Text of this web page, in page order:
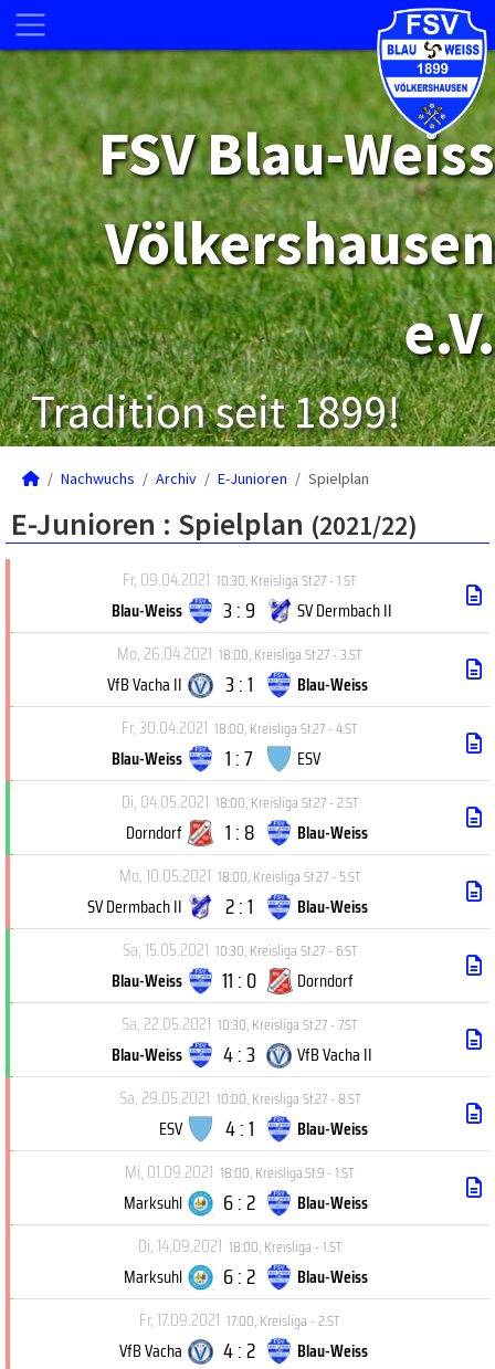
FSV Blau-Weiss
Völkershausen
e.V.
Tradition seit 1899!
Nachwuchs Archiv E-Junioren Spielplan
E-Junioren : Spielplan (2021/22)
Fr, 09.04.2021 10:30,Kreisliga St.27 - 1.ST
Blau-Weiss 3 : 9
SV Dermbach II
Mo, 26.04.2021 18:00,Kreisliga St.27 - 3.ST
VfB Vacha II 3 : 1
Blau-Weiss
Fr, 30.04.2021 18:00,Kreisliga St.27 - 4.ST
Blau-Weiss 1 : 7
ESV
Di, 04.05.2021 18:00,Kreisliga St.27 - 2.ST
Dorndorf 1 : 8
Blau-Weiss
Mo, 10.05.2021 18:00,Kreisliga St.27 - 5.ST
SV Dermbach II 2 : 1
Blau-Weiss
Sa, 15.05.2021 10:30,Kreisliga St.27 - 6.ST
Blau-Weiss 11 : 0
Dorndorf
Sa, 22.05.2021 10:30,Kreisliga St.27 - 7.ST
Blau-Weiss 4 : 3
VfB Vacha II
Sa, 29.05.2021 10:00,Kreisliga St.27 - 8.ST
ESV 4 : 1
Blau-Weiss
Mi, 01.09.2021 18:00,Kreisliga.St.9 - 1.ST
Marksuhl 6 : 2
Blau-Weiss
Di, 14.09.2021 18:00,Kreisliga - 1.ST
Marksuhl 6 : 2
Blau-Weiss
Fr, 17.09.2021 17:00,Kreisliga - 2.ST
VfB Vacha 4 : 2
Blau-Weiss